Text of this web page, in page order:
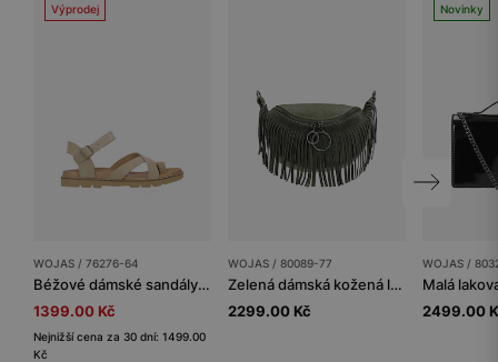
Výprodej
WOJAS / 76276-64
Béžové dámské sandály s prstovým páskem
1399.00 Kč
Nejnižší cena za 30 dní: 1499.00
Kč
WOJAS / 80089-77
Zelená dámská kožená ledvinka s třásněmi
2299.00 Kč
Novinky
WOJAS /
2499.00